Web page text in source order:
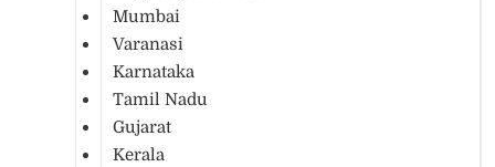
Mumbai
Varanasi
Karnataka
Tamil Nadu
Gujarat
Kerala